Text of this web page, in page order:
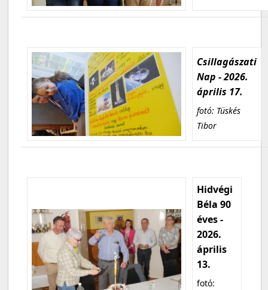
Csillagászati
Nap - 2026.
április 17.
fotó: Tüskés
Tibor
Hidvégi
Béla 90
éves -
2026.
április
13.
fotó: